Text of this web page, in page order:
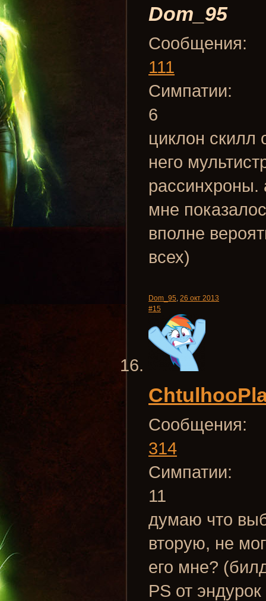
Dom_95
Сообщения:
111
Симпатии:
6
циклон скилл
него
рассинхроны.
мне
вполне
всех)
Dom_95, 26 окт 2013
#15
Сообщения:
314
Симпатии:
11
думаю что
вторую, не
его мне?
PS от